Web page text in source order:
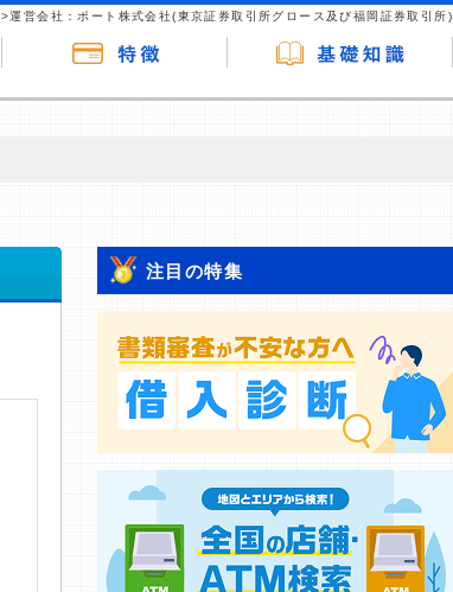
>運営会社：ポート株式会社(東京証券取引所グロース及び福岡証券取引所)
注目の特集